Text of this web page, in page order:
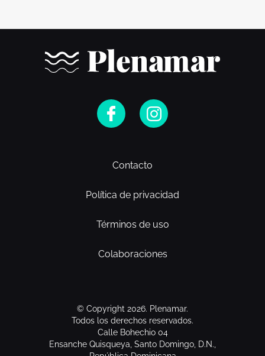
Contacto
Política de privacidad
Términos de uso
Colaboraciones
© Copyright 2026. Plenamar.
Todos los derechos reservados.
Calle Bohechio 04
Ensanche Quisqueya, Santo Domingo, D.N.,